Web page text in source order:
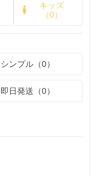
キッズ
（0）
シンプル（0）
即日発送（0）